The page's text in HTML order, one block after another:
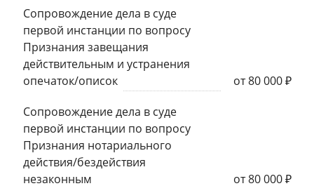
Сопровождение дела в суде
первой инстанции по вопросу
Признания завещания
действительным и устранения
опечаток/описок
от 80 000 ₽
Сопровождение дела в суде
первой инстанции по вопросу
Признания нотариального
действия/бездействия
незаконным
от 80 000 ₽